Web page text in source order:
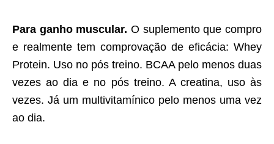
Para ganho muscular. O suplemento que compro
e realmente tem comprovação de eficácia: Whey
Protein. Uso no pós treino. BCAA pelo menos duas
vezes ao dia e no pós treino. A creatina, uso às
vezes. Já um multivitamínico pelo menos uma vez
ao dia.